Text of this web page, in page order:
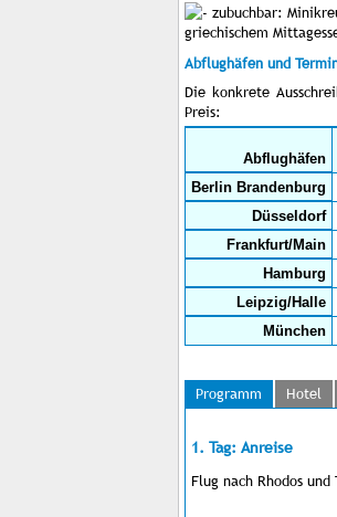
zubuchbar:
griechischem
Abflughäfen und
Die konkrete
Preis:
Abflughäfen
Berlin Brandenburg
Düsseldorf
Frankfurt/Main
Hamburg
Leipzig/Halle
München
Programm Hotel
1. Tag: Anreise
Flug nach Rhodos